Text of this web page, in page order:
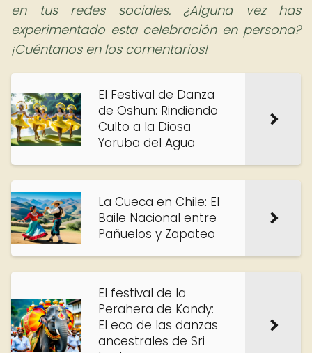
en tus redes sociales. ¿Alguna vez has
experimentado esta celebración en persona?
¡Cuéntanos en los comentarios!
El Festival de Danza
de Oshun: Rindiendo
Culto a la Diosa
Yoruba del Agua
La Cueca en Chile: El
Baile Nacional entre
Pañuelos y Zapateo
El festival de la
Perahera de Kandy:
El eco de las danzas
ancestrales de Sri